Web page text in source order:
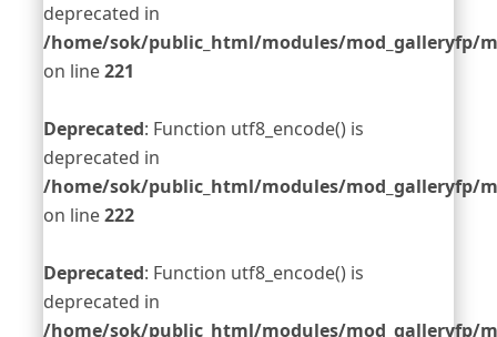
deprecated in
/home/sok/public_html/modules/mod_galleryfp/
on line221
Deprecated: Function utf8_encode() is
deprecated in
/home/sok/public_html/modules/mod_galleryfp/
on line222
Deprecated: Function utf8_encode() is
deprecated in
/home/sok/public_html/modules/mod_galleryfp/